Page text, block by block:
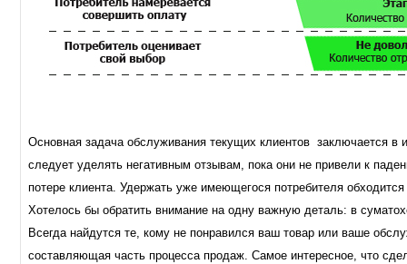
Основная задача обслуживания текущих клиентов заключается в
следует уделять негативным отзывам, пока они не привели к
потере клиента. Удержать уже имеющегося потребителя
Хотелось бы обратить внимание на одну важную деталь: в
Всегда найдутся те, кому не понравился ваш товар или ваше
составляющая часть процесса продаж. Самое интересное, что